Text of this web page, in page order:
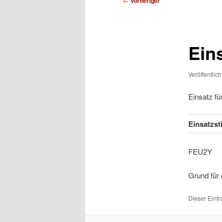
Einsatz
Grund für
Dieser